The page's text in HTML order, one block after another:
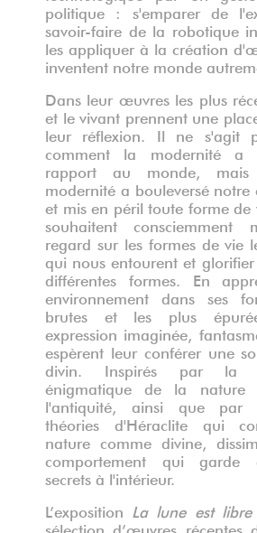
politique : s'emparer de
savoir-faire de la robotique
les appliquer à la création
inventent notre monde
Dans leur œuvres les plus
et le vivant prennent une
leur réflexion. Il ne s'agit
comment la modernité a
rapport au monde, mais
modernité a bouleversé notre
et mis en péril toute forme de
souhaitent consciemment
regard sur les formes de vie
qui nous entourent et glorifier
différentes formes. En
environnement dans ses
brutes et les plus
expression imaginée,
espèrent leur conférer une
divin. Inspirés par la
énigmatique de la nature
l'antiquité, ainsi que par
théories d'Héraclite qui
nature comme divine,
comportement qui garde
secrets à l'intérieur.
L’exposition La lune est libre
sélection d’œuvres récentes